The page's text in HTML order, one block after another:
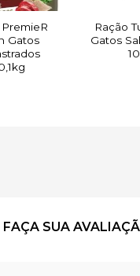
Gatos
Ração
Gatos
FAÇA SUA